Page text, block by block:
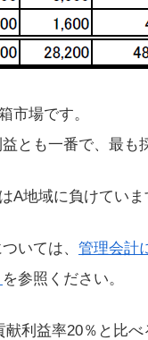
市場です。
とも一番で、最も
A地域に負けてい
いては、 管理会計
を参照ください。
献利益率20％と比